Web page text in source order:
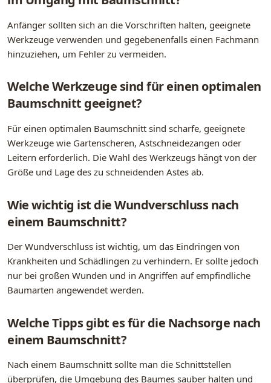
Anfänger sollten sich an die Vorschriften halten, geeignete
Werkzeuge verwenden und gegebenenfalls einen Fachmann
hinzuziehen, um Fehler zu vermeiden.
Welche Werkzeuge sind für einen optimalen
Baumschnitt geeignet?
Für einen optimalen Baumschnitt sind scharfe, geeignete
Werkzeuge wie Gartenscheren, Astschneidezangen oder
Leitern erforderlich. Die Wahl des Werkzeugs hängt von der
Größe und Lage des zu schneidenden Astes ab.
Wie wichtig ist die Wundverschluss nach
einem Baumschnitt?
Der Wundverschluss ist wichtig, um das Eindringen von
Krankheiten und Schädlingen zu verhindern. Er sollte jedoch
nur bei großen Wunden und in Angriffen auf empfindliche
Baumarten angewendet werden.
Welche Tipps gibt es für die Nachsorge nach
einem Baumschnitt?
Nach einem Baumschnitt sollte man die Schnittstellen
überprüfen, die Umgebung des Baumes sauber halten und